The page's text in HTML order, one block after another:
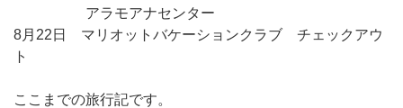
アラモアナセンター
8月22日 マリオットバケーションクラブ チェックアウ
ト
ここまでの旅行記です。